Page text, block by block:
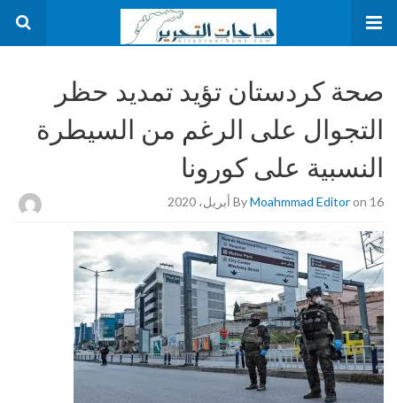
صحة كردستان تؤيد تمديد حظر
التجوال على الرغم من السيطرة
النسبية على كورونا
ByMoahmmad Editoron 16 أبريل، 2020